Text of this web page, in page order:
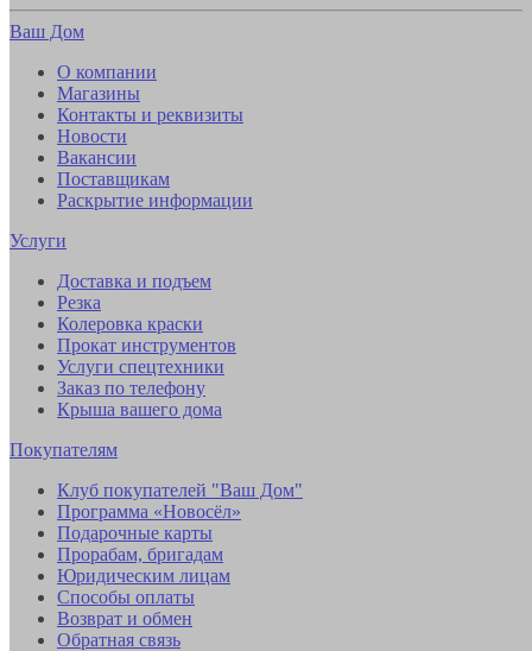
Ваш Дом
О компании
Магазины
Контакты и реквизиты
Новости
Вакансии
Поставщикам
Раскрытие информации
Услуги
Доставка и подъем
Резка
Колеровка краски
Прокат инструментов
Услуги спецтехники
Заказ по телефону
Крыша вашего дома
Покупателям
Клуб покупателей "Ваш Дом"
Программа «Новосёл»
Подарочные карты
Прорабам, бригадам
Юридическим лицам
Способы оплаты
Возврат и обмен
Обратная связь